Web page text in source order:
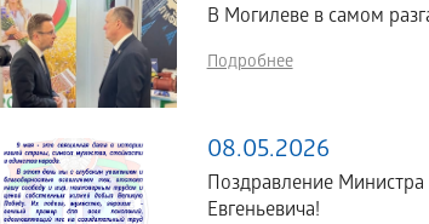
В Могилеве в самом
Подробнее
08.05.2026
Поздравление
Евгеньевича!